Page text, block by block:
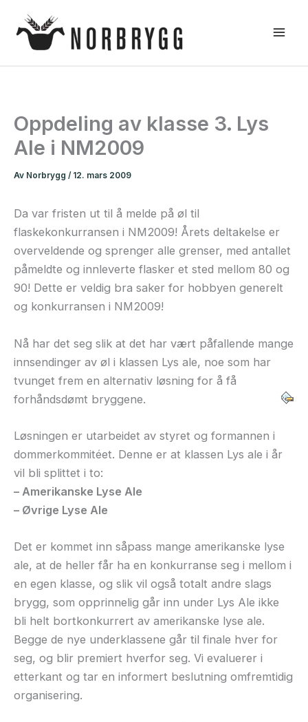
rett
Oppdeling av klasse 3. Lys
Ale i NM2009
Av Norbrygg / 12. mars 2009
Da var fristen ut til å melde på øl til
flaskekonkurransen i NM2009! Årets deltakelse er
overveldende og sprenger alle grenser, med antallet
påmeldte og innleverte flasker et sted mellom 80 og
90! Dette er veldig bra saker for hobbyen generelt
og konkurransen i NM2009!
Nå har det seg slik at det har vært påfallende mange
innsendinger av øl i klassen Lys ale, noe som har
tvunget frem en alternativ løsning for å få
forhåndsdømt bryggene.
Løsningen er utarbeidet av styret og formannen i
dommerkommitéet. Denne er at klassen Lys ale i år
vil bli splittet i to:
– Amerikanske Lyse Ale
– Øvrige Lyse Ale
Det er kommet inn såpass mange amerikanske lyse
ale, at de heller får ha en konkurranse seg i mellom i
en egen klasse, og slik vil også totalt andre slags
brygg, som opprinnelig går inn under Lys Ale ikke
bli helt bortkonkurrert av amerikanske lyse ale.
Begge de nye underklassene går til finale hver for
seg, og blir premiert hverfor seg. Vi evaluerer i
etterkant og tar en informert beslutning omfremtidig
organisering.